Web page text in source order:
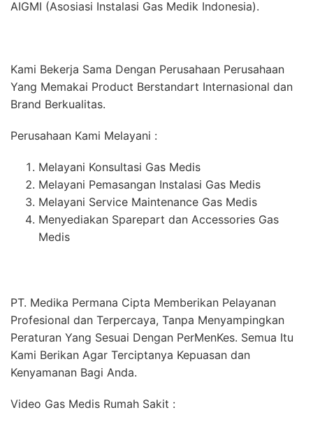
AIGMI (Asosiasi Instalasi Gas Medik Indonesia).
Kami Bekerja Sama Dengan Perusahaan Perusahaan
Yang Memakai Product Berstandart Internasional dan
Brand Berkualitas.
Perusahaan Kami Melayani :
Melayani Konsultasi Gas Medis
Melayani Pemasangan Instalasi Gas Medis
Melayani Service Maintenance Gas Medis
Menyediakan Sparepart dan Accessories Gas
Medis
PT. Medika Permana Cipta Memberikan Pelayanan
Profesional dan Terpercaya, Tanpa Menyampingkan
Peraturan Yang Sesuai Dengan PerMenKes. Semua Itu
Kami Berikan Agar Terciptanya Kepuasan dan
Kenyamanan Bagi Anda.
Video Gas Medis Rumah Sakit :